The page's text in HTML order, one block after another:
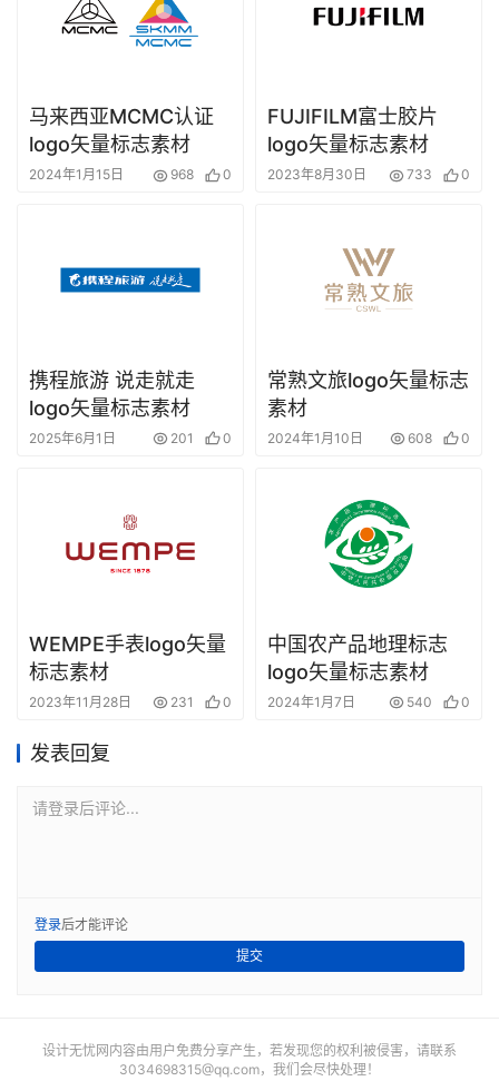
马来西亚MCMC认证
logo矢量标志素材
2024年1月15日 968 0
FUJIFILM富士胶片
logo矢量标志素材
2023年8月30日 733 0
携程旅游 说走就走
logo矢量标志素材
2025年6月1日 201 0
常熟文旅logo矢量标志
素材
2024年1月10日 608 0
WEMPE手表logo矢量
标志素材
2023年11月28日 231 0
中国农产品地理标志
logo矢量标志素材
2024年1月7日 540 0
发表回复
请登录后评论...
登录后才能评论
提交
设计无忧网内容由用户免费分享产生，若发现您的权利被侵害，请联系
3034698315@qq.com，我们会尽快处理！